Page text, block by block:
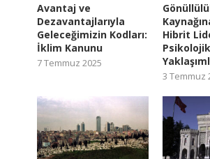
Avantaj ve
Dezavantajlarıyla
Geleceğimizin Kodları:
İklim Kanunu
7 Temmuz 2025
Hibrit
3 Temmuz